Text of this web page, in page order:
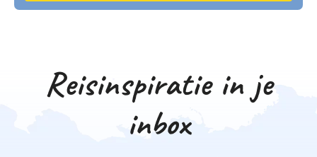
Reisinspiratie in je
inbox